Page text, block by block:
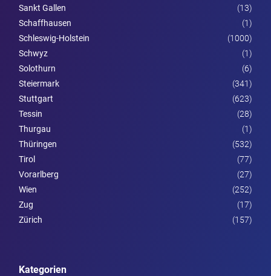
Sankt Gallen
(13)
Schaffhausen
(1)
Schleswig-Holstein
(1000)
Schwyz
(1)
Solothurn
(6)
Steier­mark
(341)
Stuttgart
(623)
Tessin
(28)
Thurgau
(1)
Thüringen
(532)
Tirol
(77)
Vorarl­berg
(27)
Wien
(252)
Zug
(17)
Zürich
(157)
Kategorien